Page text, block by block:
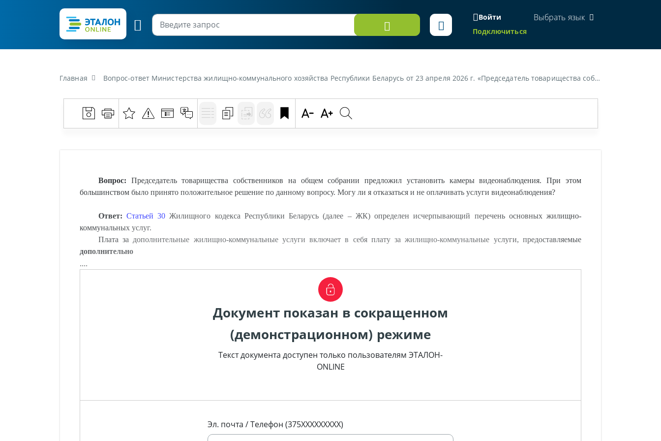
Войти
Подключиться
Выбрать язык
Главная Вопрос-ответ Министерства жилищно-коммунального хозяйства Республики Беларусь от 23 апреля 2026 г. «Председатель товарищества собственников на общем собрании предложил установить камеры видеонаблюдения. При этом большинством было принято положительное решение по данному вопросу. Могу ли я отказаться и не оплачивать услуги видеонаблюдения?»
Вопрос: Председатель товарищества собственников на общем собрании предложил установить камеры видеонаблюдения. При этом
большинством было принято положительное решение по данному вопросу. Могу ли я отказаться и не оплачивать услуги видеонаблюдения?
Ответ: Статьей 30 Жилищного кодекса Республики Беларусь (далее – ЖК) определен исчерпывающий перечень основных жилищно-
коммунальных услуг.
Плата за дополнительные жилищно-коммунальные услуги включает в себя плату за жилищно-коммунальные услуги, предоставляемые
дополнительно
....
Документ показан в сокращенном
(демонстрационном) режиме
Текст документа доступен только пользователям ЭТАЛОН-
ONLINE
Эл. почта / Телефон (375XXXXXXXXX)